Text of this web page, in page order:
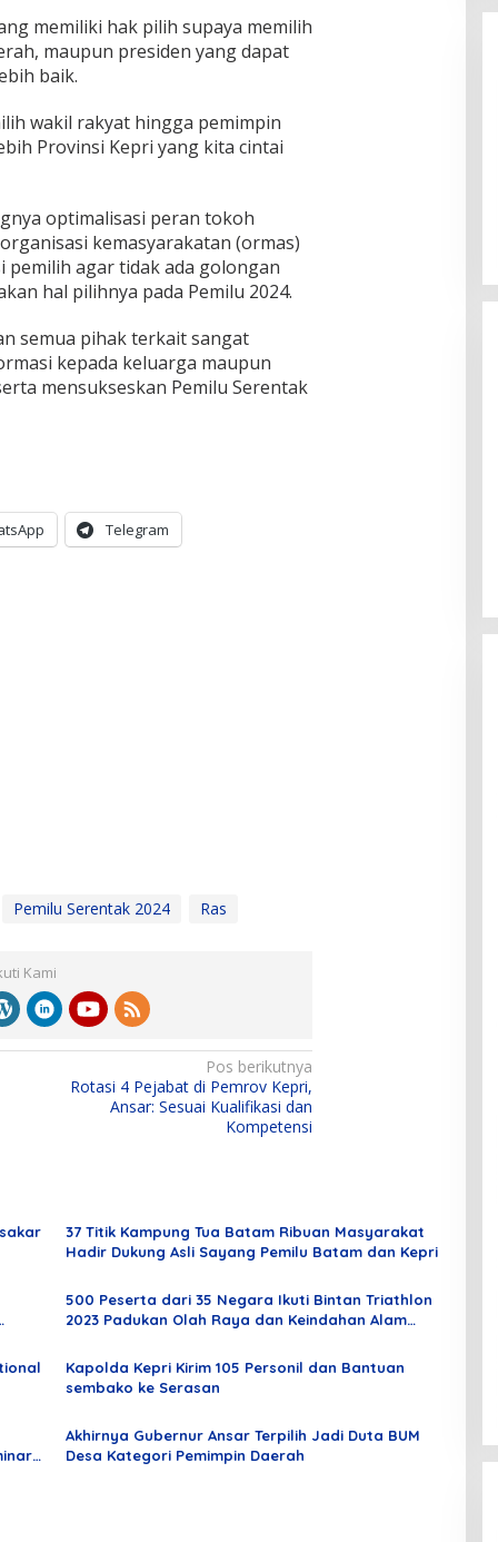
memiliki hak pilih supaya memilih
maupun presiden yang dapat
baik.
wakil rakyat hingga pemimpin
Provinsi Kepri yang kita cintai
optimalisasi peran tokoh
kemasyarakatan (ormas)
agar tidak ada golongan
hal pilihnya pada Pemilu 2024.
semua pihak terkait sangat
kepada keluarga maupun
mensukseskan Pemilu Serentak
Telegram
Pemilu Serentak 2024 Ras
Kami
Pos berikutnya
Rotasi 4 Pejabat di Pemrov Kepri,
Ansar: Sesuai Kualifikasi dan
Kompetensi
37 Titik Kampung Tua Batam Ribuan Masyarakat
Hadir Dukung Asli Sayang Pemilu Batam dan Kepri
500 Peserta dari 35 Negara Ikuti Bintan Triathlon
2023 Padukan Olah Raya dan Keindahan Alam
Kapolda Kepri Kirim 105 Personil dan Bantuan
sembako ke Serasan
Akhirnya Gubernur Ansar Terpilih Jadi Duta BUM
Desa Kategori Pemimpin Daerah